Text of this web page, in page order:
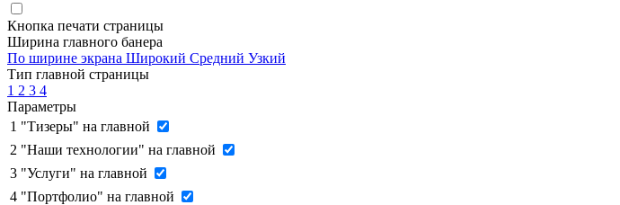
Кнопка печати страницы
Ширина главного банера
По ширине экрана Широкий Средний Узкий
Тип главной страницы
1 2 3 4
Параметры
1 "Тизеры" на главной
2 "Наши технологии" на главной
3 "Услуги" на главной
4 "Портфолио" на главной